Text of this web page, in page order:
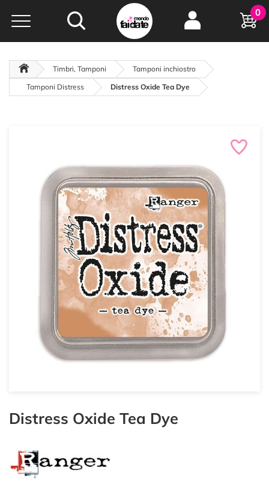
Hobby e
creatività...
oltre 15 anni online
0
Timbri, Tamponi
Tamponi inchiostro
Tamponi Distress
Distress Oxide Tea Dye
Distress Oxide Tea Dye